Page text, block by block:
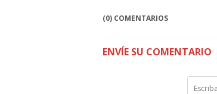
(0) COMENTARIOS
ENVÍE SU COMENTARIO